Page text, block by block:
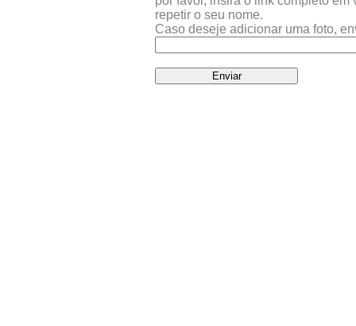
repetir o seu nome.
Caso deseje adicionar uma foto,